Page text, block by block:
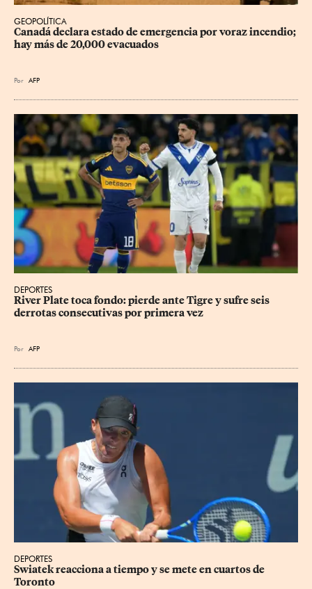
GEOPOLÍTICA
Canadá declara estado de emergencia por voraz incendio;
hay más de 20,000 evacuados
Por AFP
DEPORTES
River Plate toca fondo: pierde ante Tigre y sufre seis
derrotas consecutivas por primera vez
Por AFP
DEPORTES
Swiatek reacciona a tiempo y se mete en cuartos de
Toronto